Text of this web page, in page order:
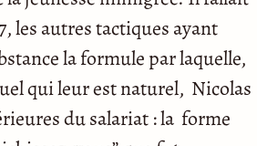
les autres tactiques ayant
la formule par laquelle,
qui leur est naturel, Nicolas
du salariat : la forme